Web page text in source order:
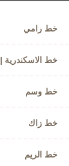
خط رامي
خط الاسكندرية | Alexandria
خط وسم
خط زاك
خط الريم